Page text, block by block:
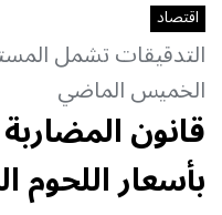
اقتصاد
التدقيقات تشمل
الخميس الماضي
قانون
بأسعار اللحوم